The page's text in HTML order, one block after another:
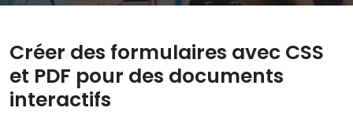
Créer des formulaires avec CSS
et PDF pour des documents
interactifs